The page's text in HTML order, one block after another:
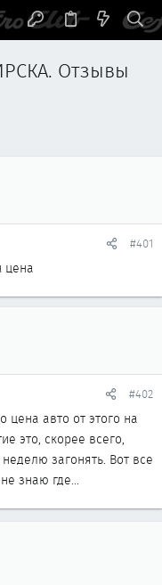
Отзывы
#401
цена
#402
авто от этого на
это, скорее всего,
загонять. Вот все
знаю где...